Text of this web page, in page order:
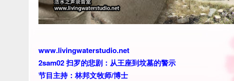
www.livingwaterstudio.net
2sam02 扫罗的悲剧：从王座到坟墓的警示
节目主持：林邦文牧师/博士